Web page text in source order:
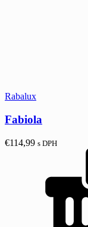
Rabalux
Fabiola
€114,99 s DPH